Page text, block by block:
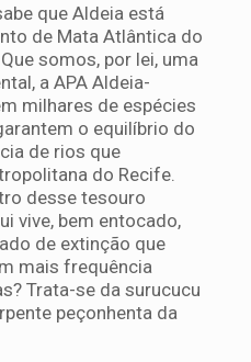
que Aldeia está
de Mata Atlântica do
somos, por lei, uma
a APA Aldeia-
milhares de espécies
o equilíbrio do
de rios que
do Recife.
desse tesouro
vive, bem entocado,
de extinção que
mais frequência
Trata-se da surucucu
peçonhenta da